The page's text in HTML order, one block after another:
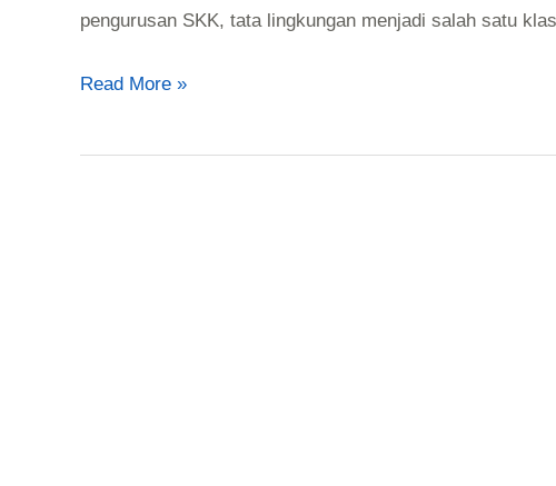
pengurusan SKK, tata lingkungan menjadi salah satu
Read More »